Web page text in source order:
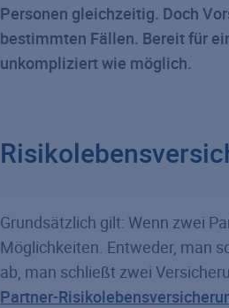
Personen gleichzeitig. Doch
bestimmten Fällen. Bereit für
unkompliziert wie möglich.
Grundsätzlich gilt: Wenn zwei
Möglichkeiten. Entweder, man
ab, man schließt zwei
Partner-